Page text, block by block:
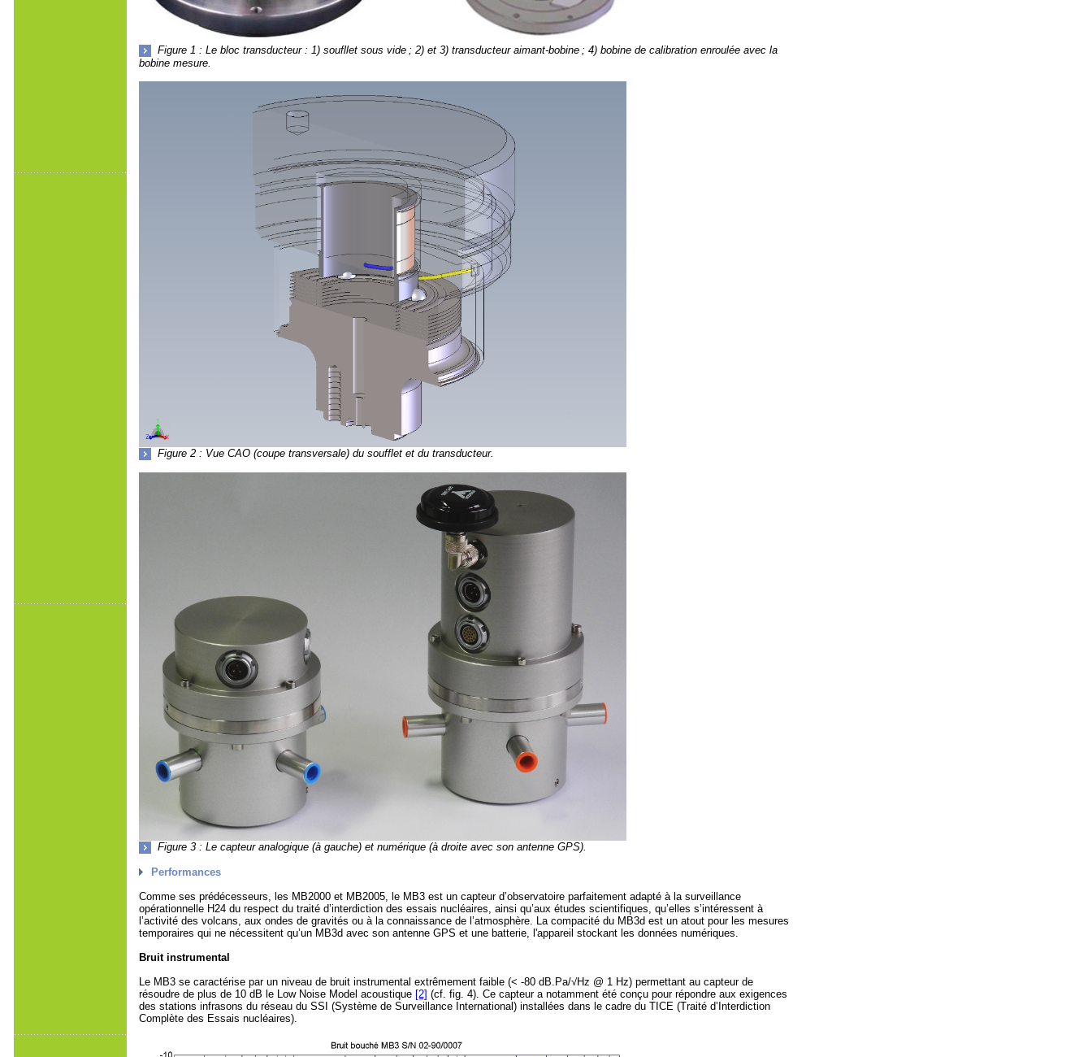
Figure 1 : Le bloc transducteur : 1) soufllet sous vide ; 2) et 3) transducteur aimant-bobine ; 4) bobine de calibration enroulée avec la
bobine mesure.
Figure 2 : Vue CAO (coupe transversale) du soufflet et du transducteur.
Figure 3 : Le capteur analogique (à gauche) et numérique (à droite avec son antenne GPS).
Performances
Comme ses prédécesseurs, les MB2000 et MB2005, le MB3 est un capteur d’observatoire parfaitement adapté à la surveillance
opérationnelle H24 du respect du traité d’interdiction des essais nucléaires, ainsi qu’aux études scientifiques, qu’elles s’intéressent à
l’activité des volcans, aux ondes de gravités ou à la connaissance de l’atmosphère. La compacité du MB3d est un atout pour les mesures
temporaires qui ne nécessitent qu’un MB3d avec son antenne GPS et une batterie, l'appareil stockant les données numériques.
Bruit instrumental
Le MB3 se caractérise par un niveau de bruit instrumental extrêmement faible (< -80 dB.Pa/√Hz @ 1 Hz) permettant au capteur de
résoudre de plus de 10 dB le Low Noise Model acoustique [2] (cf. fig. 4). Ce capteur a notamment été conçu pour répondre aux exigences
des stations infrasons du réseau du SSI (Système de Surveillance International) installées dans le cadre du TICE (Traité d’Interdiction
Complète des Essais nucléaires).